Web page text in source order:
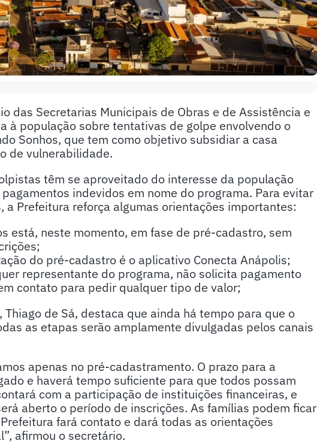
das Secretarias Municipais de Obras e de Assistência e
à população sobre tentativas de golpe envolvendo o
Sonhos, que tem como objetivo subsidiar a casa
de vulnerabilidade.
têm se aproveitado do interesse da população
indevidos em nome do programa. Para evitar
a Prefeitura reforça algumas orientações importantes:
está, neste momento, em fase de pré-cadastro, sem
do pré-cadastro é o aplicativo Conecta Anápolis;
representante do programa, não solicita pagamento
contato para pedir qualquer tipo de valor;
de Sá, destaca que ainda há tempo para que o
as etapas serão amplamente divulgadas pelos canais
apenas no pré-cadastramento. O prazo para a
e haverá tempo suficiente para que todos possam
com a participação de instituições financeiras, e
aberto o período de inscrições. As famílias podem ficar
fará contato e dará todas as orientações
afirmou o secretário.